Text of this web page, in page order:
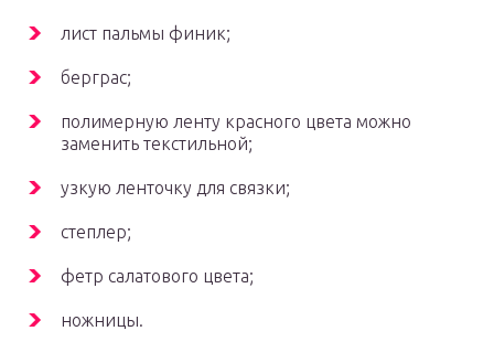
лист пальмы финик;
берграс;
полимерную ленту красного цвета можно
заменить текстильной;
узкую ленточку для связки;
степлер;
фетр салатового цвета;
ножницы.